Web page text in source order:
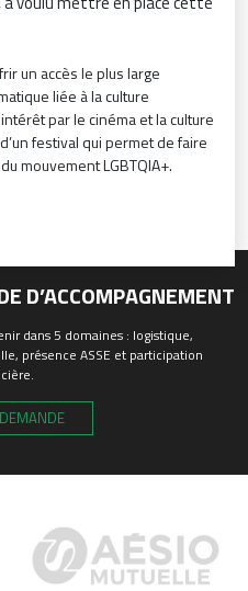
un accès le plus large
liée à la culture
par le cinéma et la culture
festival qui permet de faire
mouvement LGBTQIA+.
D’ACCOMPAGNEMENT
dans 5 domaines : logistique,
présence ASSE et participation